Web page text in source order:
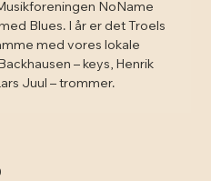
NoName
Blues. I år er det Troels
med vores lokale
– keys, Henrik
Juul – trommer.